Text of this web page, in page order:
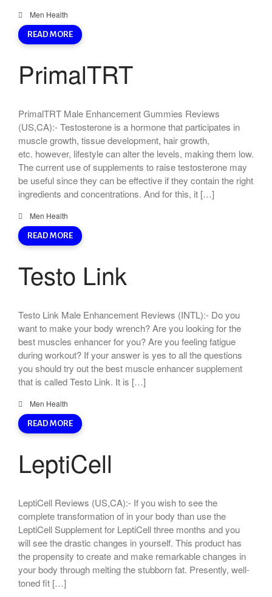
Men Health
READ MORE
PrimalTRT
PrimalTRT Male Enhancement Gummies Reviews
(US,CA):- Testosterone is a hormone that participates in
muscle growth, tissue development, hair growth,
etc. however, lifestyle can alter the levels, making them low.
The current use of supplements to raise testosterone may
be useful since they can be effective if they contain the right
ingredients and concentrations. And for this, it […]
Men Health
READ MORE
Testo Link
Testo Link Male Enhancement Reviews (INTL):- Do you
want to make your body wrench? Are you looking for the
best muscles enhancer for you? Are you feeling fatigue
during workout? If your answer is yes to all the questions
you should try out the best muscle enhancer supplement
that is called Testo Link. It is […]
Men Health
READ MORE
LeptiCell
LeptiCell Reviews (US,CA):- If you wish to see the
complete transformation of in your body than use the
LeptiCell Supplement for LeptiCell three months and you
will see the drastic changes in yourself. This product has
the propensity to create and make remarkable changes in
your body through melting the stubborn fat. Presently, well-
toned fit […]